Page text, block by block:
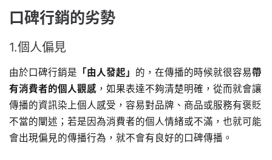
口碑行銷的劣勢
1.個人偏見
由於口碑行銷是 「由人發起」 的，在傳播的時候就很容易帶
有消費者的個人觀感 ，如果表達不夠清楚明確，從而就會讓
傳播的資訊染上個人感受，容易對品牌、商品或服務有褒貶
不當的闡述；若是因為消費者的個人情緒或不滿，也就可能
會出現偏見的傳播行為，就不會有良好的口碑傳播。